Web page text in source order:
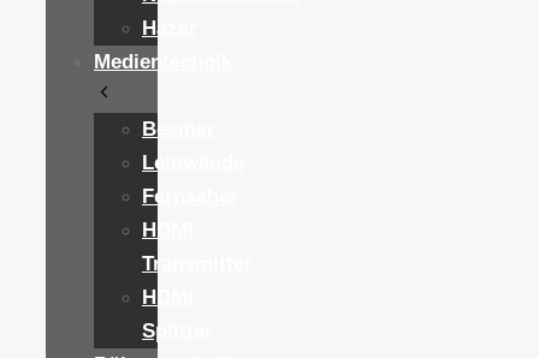
Hazer
Medientechnik
Beamer
Leinwände
Fernseher
HDMI
Transmitter
HDMI
Splitter